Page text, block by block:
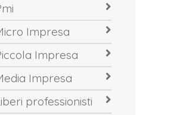
Impresa
Impresa
Impresa
professionisti